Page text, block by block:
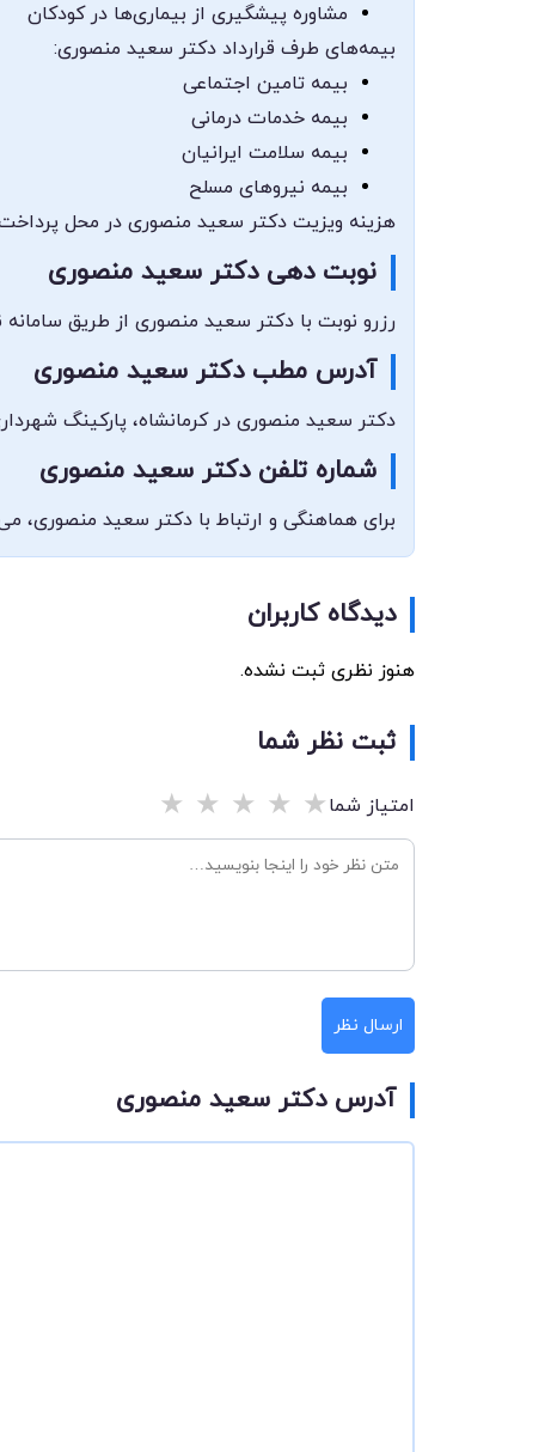
مشاوره پیشگیری از بیماری‌ها در کودکان
بیمه‌های طرف قرارداد دکتر سعید منصوری:
بیمه تامین اجتماعی
بیمه خدمات درمانی
بیمه سلامت ایرانیان
بیمه نیروهای مسلح
هزینه ویزیت دکتر سعید منصوری در محل پرداخت
نوبت دهی دکتر سعید منصوری
رزرو نوبت با دکتر سعید منصوری از طریق
آدرس مطب دکتر سعید منصوری
دکتر سعید منصوری در کرمانشاه، پارکینگ
شماره تلفن دکتر سعید منصوری
برای هماهنگی و ارتباط با دکتر سعید منصوری، می‌توانید با شماره
دیدگاه کاربران
هنوز نظری ثبت نشده.
ثبت نظر شما
امتیاز شما★
★
★
★
★
ارسال نظر
آدرس دکتر سعید منصوری